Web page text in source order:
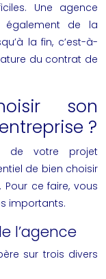
Une agence
également de la
la fin, c’est-à-
du contrat de
son
?
de votre projet
de bien choisir
ce faire, vous
importants.
l’agence
sur trois divers